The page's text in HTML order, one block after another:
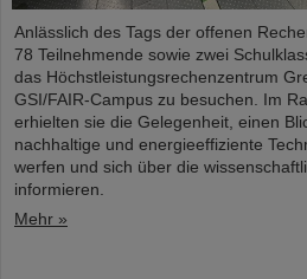
Anlässlich des Tags der offenen
78 Teilnehmende sowie zwei
das Höchstleistungsrechenzentrum
GSI/FAIR-Campus zu besuchen. Im
erhielten sie die Gelegenheit, einen
nachhaltige und energieeffiziente
werfen und sich über die
informieren.
Mehr »